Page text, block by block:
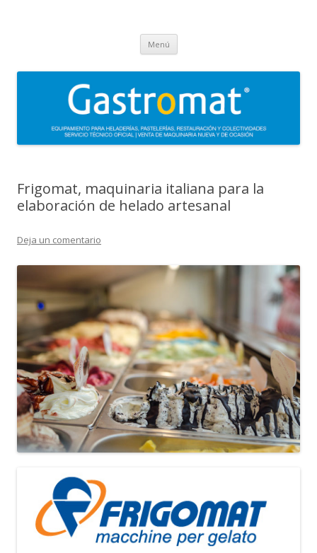
de maquinaria para heladerías, pastelerías, restauración y
Menú Saltar
contenido
Frigomat, maquinaria italiana para la
elaboración de helado artesanal
Deja un comentario